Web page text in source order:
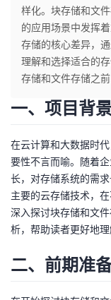
个
人
主
我
的
开
发
者
我
样化。块存储和文
的应用场景中发挥
存储的核心差异，
理解和选择适合的
存储和文件存储之
一、项目背
在云计算和大数据时
要性不言而喻。随着
长，对存储系统的需
主要的云存储技术，
深入探讨块存储和文
析，帮助读者更好地
二、前期准